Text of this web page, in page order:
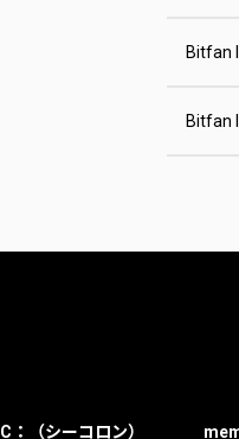
Bitfan
Bitfan
C：（シーコロン）